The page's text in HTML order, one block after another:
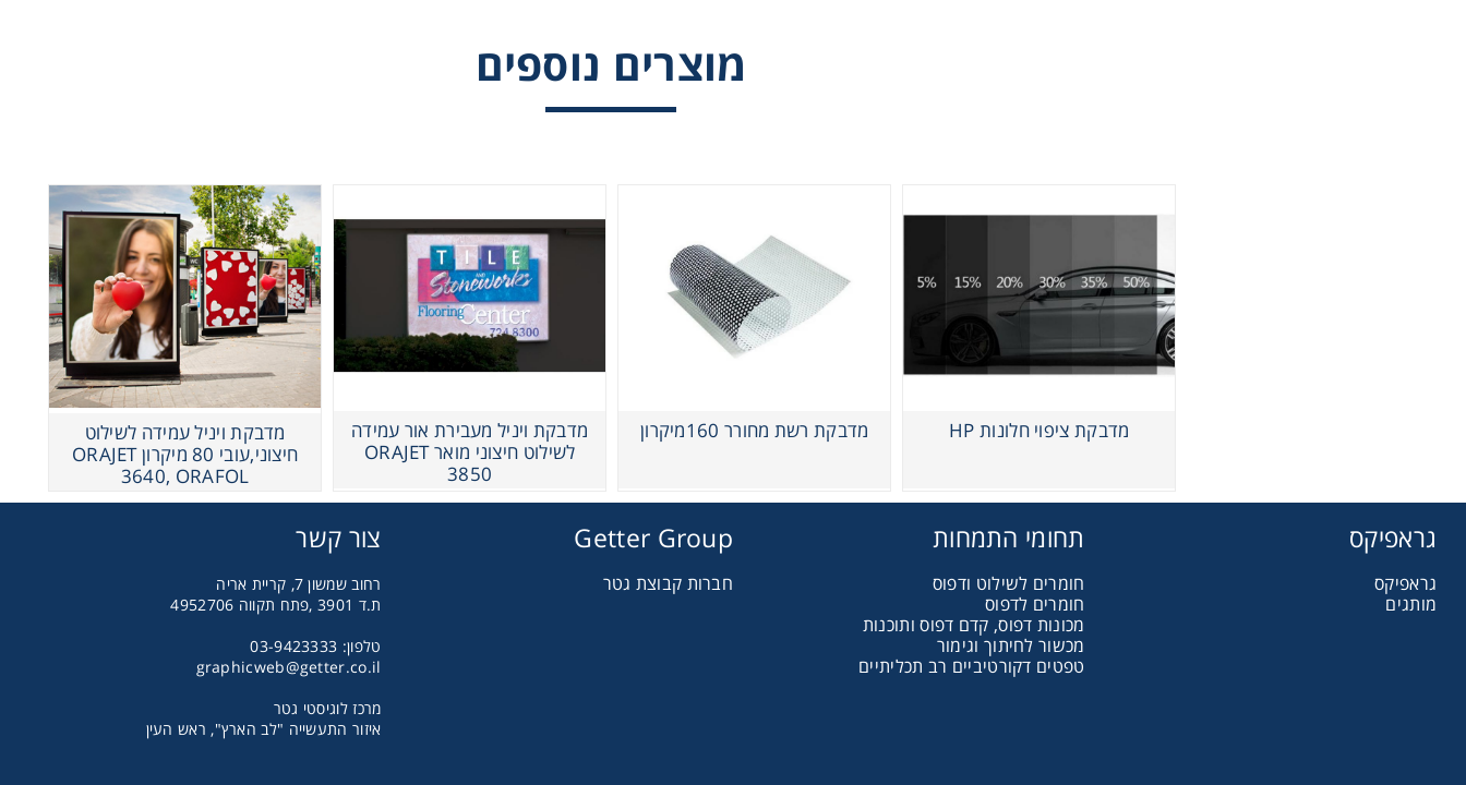
מוצרים נוספים
מדבקת ציפוי חלונות HP מדבקת רשת מחורר 160מיקרון
מדבקת ויניל מעבירת אור עמידה
לשילוט חיצוני מואר ORAJET
3850
מדבקת ויניל עמידה לשילוט
חיצוני,עובי 80 מיקרון ORAJET
3640, ORAFOL
גראפיקס
גראפיקס
מותגים
תחומי התמחות
חומרים לשילוט ודפוס
חומרים לדפוס
מכונות דפוס, קדם דפוס ותוכנות
מכשור לחיתוך וגימור
טפטים דקורטיביים רב תכליתיים
Getter Group
חברות קבוצת גטר
צור קשר
רחוב שמשון 7, קריית אריה
ת.ד 3901 ,פתח תקווה 4952706
טלפון: 03-9423333
graphicweb@getter.co.il
מרכז לוגיסטי גטר
איזור התעשייה "לב הארץ", ראש העין
מדבקת רשת מחורר 160מיקרון